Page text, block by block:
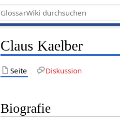
Claus Kaelber
Seite Diskussion
Biografie